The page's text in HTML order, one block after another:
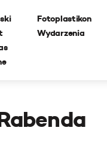
Fotoplastikon
Wydarzenia